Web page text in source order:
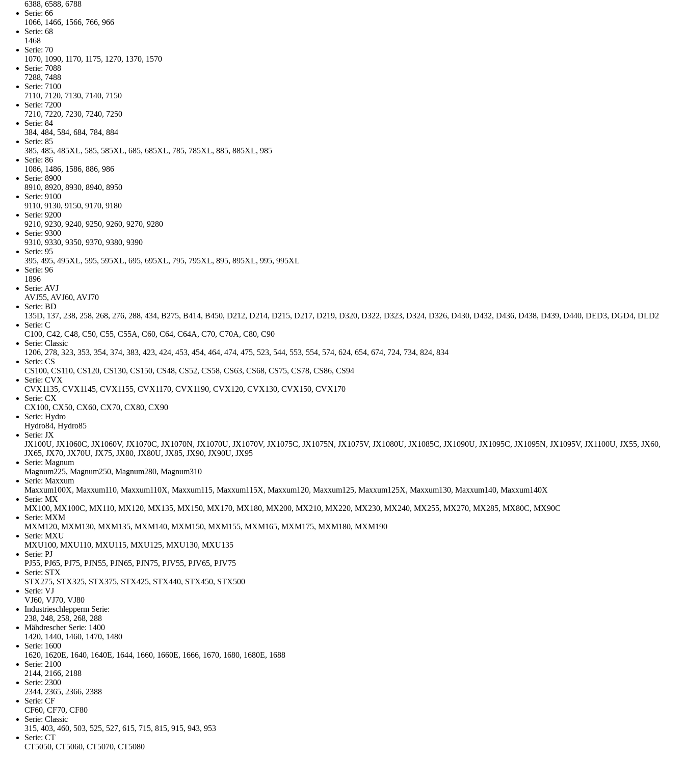
6388, 6588, 6788
Serie: 66
1066, 1466, 1566, 766, 966
Serie: 68
1468
Serie: 70
1070, 1090, 1170, 1175, 1270, 1370, 1570
Serie: 7088
7288, 7488
Serie: 7100
7110, 7120, 7130, 7140, 7150
Serie: 7200
7210, 7220, 7230, 7240, 7250
Serie: 84
384, 484, 584, 684, 784, 884
Serie: 85
385, 485, 485XL, 585, 585XL, 685, 685XL, 785, 785XL, 885, 885XL, 985
Serie: 86
1086, 1486, 1586, 886, 986
Serie: 8900
8910, 8920, 8930, 8940, 8950
Serie: 9100
9110, 9130, 9150, 9170, 9180
Serie: 9200
9210, 9230, 9240, 9250, 9260, 9270, 9280
Serie: 9300
9310, 9330, 9350, 9370, 9380, 9390
Serie: 95
395, 495, 495XL, 595, 595XL, 695, 695XL, 795, 795XL, 895, 895XL, 995, 995XL
Serie: 96
1896
Serie: AVJ
AVJ55, AVJ60, AVJ70
Serie: BD
135D, 137, 238, 258, 268, 276, 288, 434, B275, B414, B450, D212, D214, D215, D217, D219, D320, D322, D323, D324, D326, D430, D432, D436, D438, D439, D440, DED3, DGD4, DLD2
Serie: C
C100, C42, C48, C50, C55, C55A, C60, C64, C64A, C70, C70A, C80, C90
Serie: Classic
1206, 278, 323, 353, 354, 374, 383, 423, 424, 453, 454, 464, 474, 475, 523, 544, 553, 554, 574, 624, 654, 674, 724, 734, 824, 834
Serie: CS
CS100, CS110, CS120, CS130, CS150, CS48, CS52, CS58, CS63, CS68, CS75, CS78, CS86, CS94
Serie: CVX
CVX1135, CVX1145, CVX1155, CVX1170, CVX1190, CVX120, CVX130, CVX150, CVX170
Serie: CX
CX100, CX50, CX60, CX70, CX80, CX90
Serie: Hydro
Hydro84, Hydro85
Serie: JX
JX100U, JX1060C, JX1060V, JX1070C, JX1070N, JX1070U, JX1070V, JX1075C, JX1075N, JX1075V, JX1080U, JX1085C, JX1090U, JX1095C, JX1095N, JX1095V, JX1100U, JX55, JX60,
JX65, JX70, JX70U, JX75, JX80, JX80U, JX85, JX90, JX90U, JX95
Serie: Magnum
Magnum225, Magnum250, Magnum280, Magnum310
Serie: Maxxum
Maxxum100X, Maxxum110, Maxxum110X, Maxxum115, Maxxum115X, Maxxum120, Maxxum125, Maxxum125X, Maxxum130, Maxxum140, Maxxum140X
Serie: MX
MX100, MX100C, MX110, MX120, MX135, MX150, MX170, MX180, MX200, MX210, MX220, MX230, MX240, MX255, MX270, MX285, MX80C, MX90C
Serie: MXM
MXM120, MXM130, MXM135, MXM140, MXM150, MXM155, MXM165, MXM175, MXM180, MXM190
Serie: MXU
MXU100, MXU110, MXU115, MXU125, MXU130, MXU135
Serie: PJ
PJ55, PJ65, PJ75, PJN55, PJN65, PJN75, PJV55, PJV65, PJV75
Serie: STX
STX275, STX325, STX375, STX425, STX440, STX450, STX500
Serie: VJ
VJ60, VJ70, VJ80
Industrieschlepperm Serie:
238, 248, 258, 268, 288
Mähdrescher Serie: 1400
1420, 1440, 1460, 1470, 1480
Serie: 1600
1620, 1620E, 1640, 1640E, 1644, 1660, 1660E, 1666, 1670, 1680, 1680E, 1688
Serie: 2100
2144, 2166, 2188
Serie: 2300
2344, 2365, 2366, 2388
Serie: CF
CF60, CF70, CF80
Serie: Classic
315, 403, 460, 503, 525, 527, 615, 715, 815, 915, 943, 953
Serie: CT
CT5050, CT5060, CT5070, CT5080